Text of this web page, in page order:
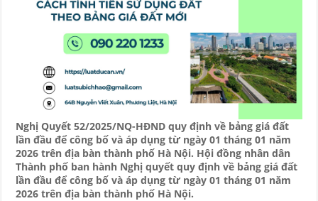
Nghị Quyết 52/2025/NQ-HĐND quy định về bảng giá đất
lần đầu để công bố và áp dụng từ ngày 01 tháng 01 năm
2026 trên địa bàn thành phố Hà Nội. Hội đồng nhân dân
Thành phố ban hành Nghị quyết quy định về bảng giá đất
lần đầu để công bố và áp dụng từ ngày 01 tháng 01 năm
2026 trên địa bàn thành phố Hà Nội.